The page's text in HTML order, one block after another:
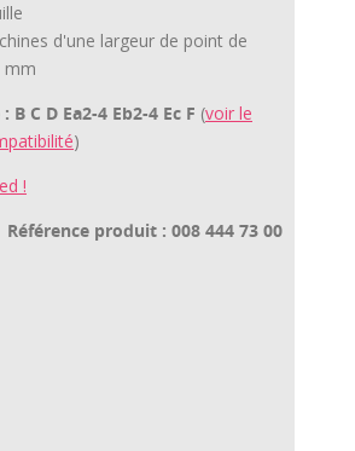
d'une largeur de point de
mm
B C D Ea2-4 Eb2-4 Ec F (voir le
)
!
Référence produit : 008 444 73 00